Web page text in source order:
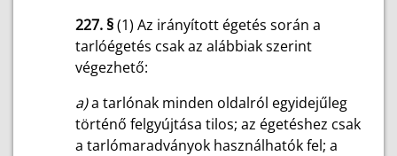
227. §(1) Az irányított égetés során a
tarlóégetés csak az alábbiak szerint
végezhető:
a)a tarlónak minden oldalról egyidejűleg
történő felgyújtása tilos; az égetéshez csak
a tarlómaradványok használhatók fel; a